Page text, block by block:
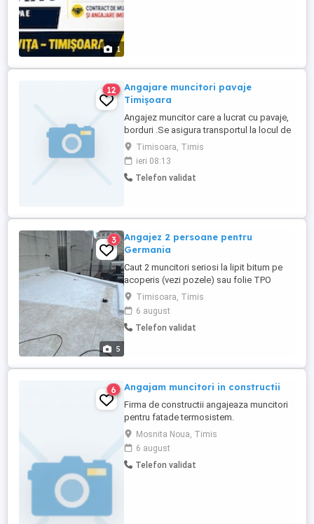
1
12
Angajare muncitori pavaje
Timișoara
Angajez muncitor care a lucrat cu pavaje,
borduri .Se asigura transportul la locul de
muncă cu plecare de la Aem .Se face
angajare . Salariu 5000 - 6000 lei .Banii se
dau la două săptămâni.!!. Nu avem cazare
! Tel.
Timisoara, Timis
ieri 08:13
Telefon validat
5
3
Angajez 2 persoane pentru
Germania
Caut 2 muncitori seriosi la lipit bitum pe
acoperis (vezi pozele) sau folie TPO
Contract de munca pe Germania (Leipzig)
Salar 2500 in functie de experienta Ofer
cazare si transport gratuit la locul de
munca Detalii le telefon
Timisoara, Timis
6 august
Telefon validat
6 Angajam muncitori in constructii
Firma de constructii angajeaza muncitori
pentru fatade termosistem.
Mosnita Noua, Timis
6 august
Telefon validat